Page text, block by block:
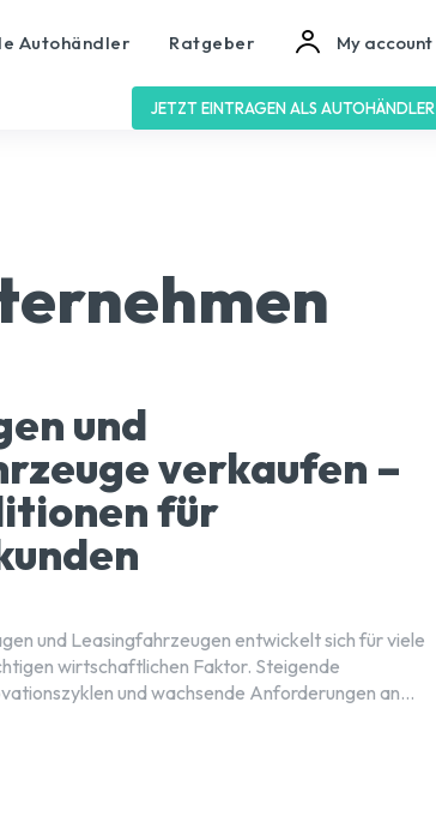
Autohändler Ratgeber My account
JETZT EINTRAGEN ALS AUTOHÄNDLER
und
verkaufen –
für
und Leasingfahrzeugen entwickelt sich für viele
wirtschaftlichen Faktor. Steigende
und wachsende Anforderungen an...